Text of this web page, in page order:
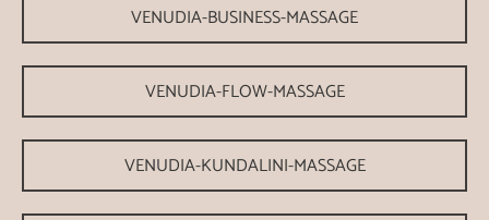
VENUDIA-BUSINESS-MASSAGE
VENUDIA-FLOW-MASSAGE
VENUDIA-KUNDALINI-MASSAGE